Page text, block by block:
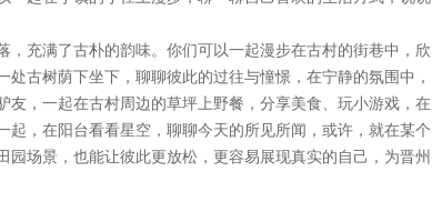
充满了古朴的韵味。你们可以一起漫步在古村的街巷中，欣
古树荫下坐下，聊聊彼此的过往与憧憬，在宁静的氛围中，
，一起在古村周边的草坪上野餐，分享美食、玩小游戏，在
，在阳台看看星空，聊聊今天的所见所闻，或许，就在某个
场景，也能让彼此更放松，更容易展现真实的自己，为晋州